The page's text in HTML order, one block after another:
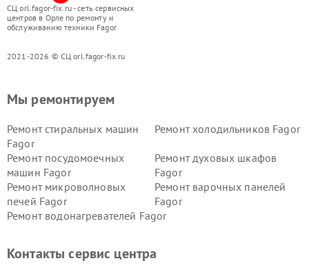
СЦ orl.fagor-fix.ru - сеть сервисных
центров в Орле по ремонту и
обслуживанию техники Fagor
2021-2026 © СЦ orl.fagor-fix.ru
Мы ремонтируем
Ремонт стиральных машин
Fagor
Ремонт холодильников Fagor
Ремонт посудомоечных
машин Fagor
Ремонт духовых шкафов
Fagor
Ремонт микроволновых
печей Fagor
Ремонт варочных панелей
Fagor
Ремонт водонагревателей Fagor
Контакты сервис центра